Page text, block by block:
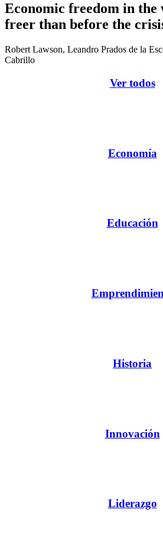
Economic freedom in the
freer than before the
Robert Lawson, Leandro Prados de la
Cabrillo
Ver todos
Economía
Educación
Historia
Innovación
Liderazgo